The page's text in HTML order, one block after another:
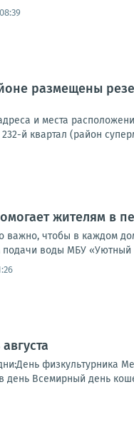
размещены
и места
й квартал (район
жителям в
важно, чтобы в каждом
воды МБУ «Уютный
физкультурника
день Всемирный день